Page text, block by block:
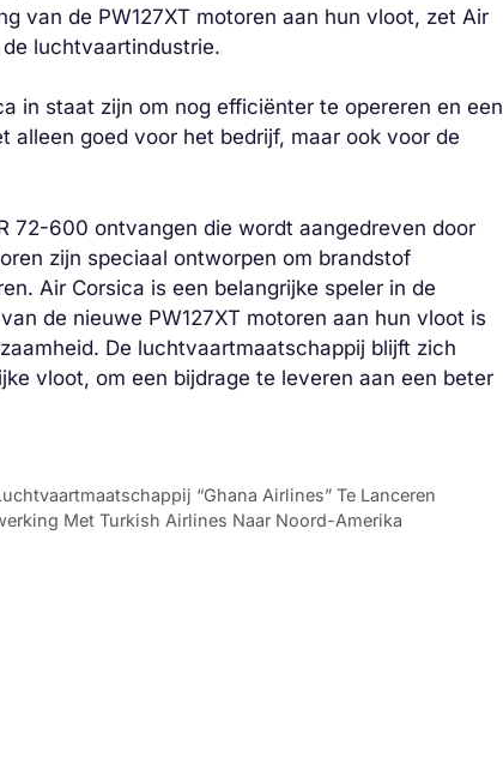
van de PW127XT motoren aan hun vloot, zet Air
luchtvaartindustrie.
in staat zijn om nog efficiënter te opereren en een
alleen goed voor het bedrijf, maar ook voor de
72-600 ontvangen die wordt aangedreven door
zijn speciaal ontworpen om brandstof
Air Corsica is een belangrijke speler in de
de nieuwe PW127XT motoren aan hun vloot is
De luchtvaartmaatschappij blijft zich
vloot, om een bijdrage te leveren aan een beter
“Ghana Airlines” Te Lanceren
Met Turkish Airlines Naar Noord-Amerika